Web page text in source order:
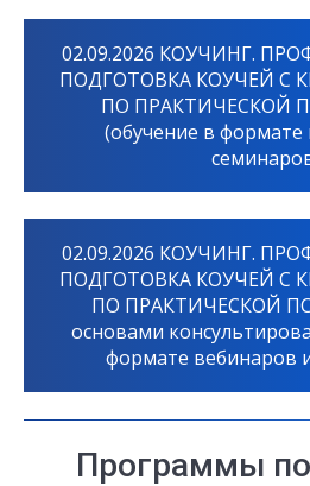
02.09.2026 КОУЧИНГ.
ПОДГОТОВКА КОУЧЕЙ С
ПО ПРАКТИЧЕСКОЙ
(обучение в формате
02.09.2026 КОУЧИНГ.
ПОДГОТОВКА КОУЧЕЙ С
ПО ПРАКТИЧЕСКОЙ
основами
формате вебинаров
Программы